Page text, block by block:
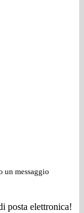
un messaggio
posta elettronica!